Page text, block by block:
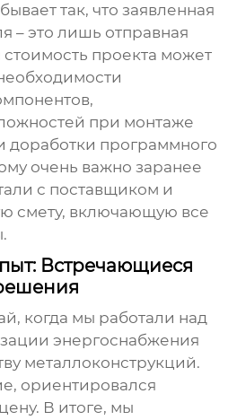
так, что заявленная
– это лишь отправная
стоимость проекта может
при монтаже
доработки программного
очень важно заранее
с поставщиком и
смету, включающую все
Встречающиеся
когда мы работали над
энергоснабжения
металлоконструкций.
ориентировался
В итоге, мы